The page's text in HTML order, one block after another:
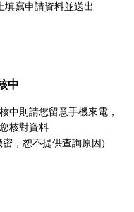
填寫申請資料並送出
中
中則請您留意手機來電，
核對資料
，恕不提供查詢原因)